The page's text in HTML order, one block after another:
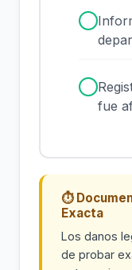
fue
⏱
Exacta
Los danos
de probar